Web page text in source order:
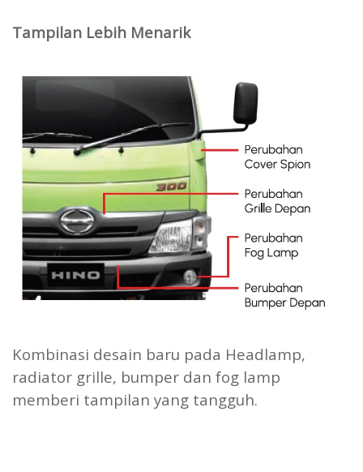
Tampilan Lebih Menarik
Kombinasi desain baru pada Headlamp,
radiator grille, bumper dan fog lamp
memberi tampilan yang tangguh.